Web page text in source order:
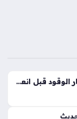
شعبة المواد البترولية توضح مصير أسعار الوقود قبل انعقاد لجنة التسعير المرتقبة